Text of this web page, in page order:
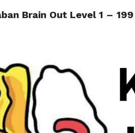
HOME
Brain Out Level 1 –